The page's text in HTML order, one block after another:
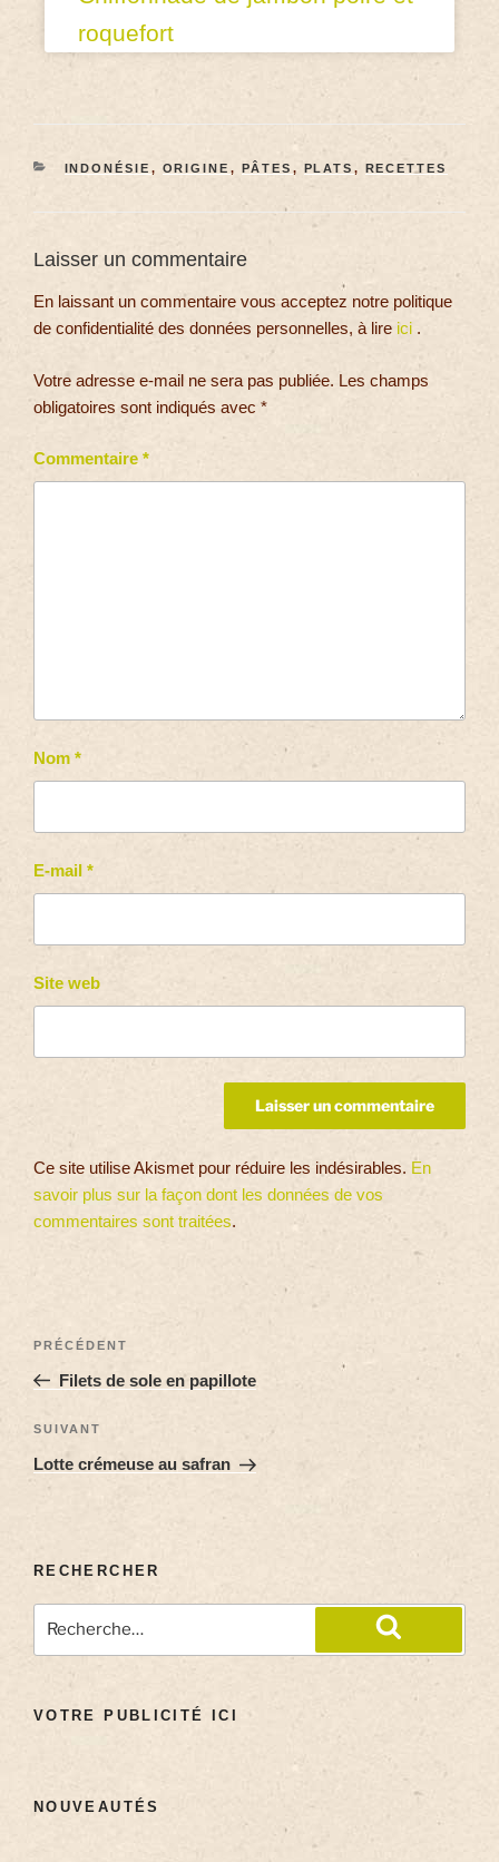
roquefort
INDONÉSIE , ORIGINE , PÂTES , PLATS , RECETTES
Laisser un commentaire
En laissant un commentaire vous acceptez notre politique
de confidentialité des données personnelles, à lire ici .
Votre adresse e-mail ne sera pas publiée. Les champs
obligatoires sont indiqués avec *
Commentaire *
Nom *
E-mail *
Site web
Ce site utilise Akismet pour réduire les indésirables. En
savoir plus sur la façon dont les données de vos
commentaires sont traitées.
PRÉCÉDENT
Filets de sole en papillote
SUIVANT
Lotte crémeuse au safran
RECHERCHER
VOTRE PUBLICITÉ ICI
NOUVEAUTÉS